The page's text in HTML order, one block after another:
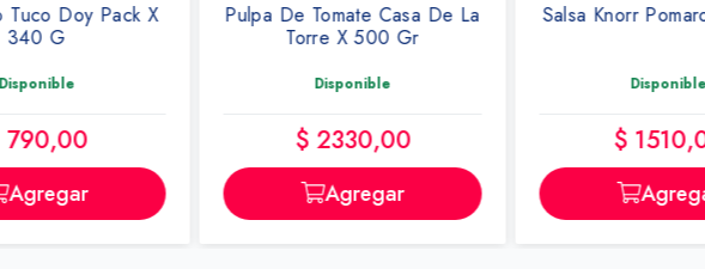
Pulpa De Tomate Casa De La
Torre X 500 Gr
$ 2330,00
Agregar
Salsa Knorr Pomarola X 340g
$ 1510,00
Agregar
Salsa